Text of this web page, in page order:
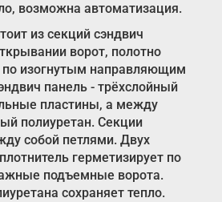
возможна автоматизация.
из секций сэндвич
ворот, полотно
изогнутым направляющим
панель - трёхслойный
пластины, а между
полиуретан. Секции
собой петлями. Двух
герметизирует по
подъемные ворота.
сохраняет тепло.